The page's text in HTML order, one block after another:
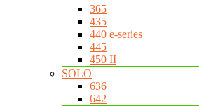
365
435
440 e-series
445
450 II
SOLO
636
642